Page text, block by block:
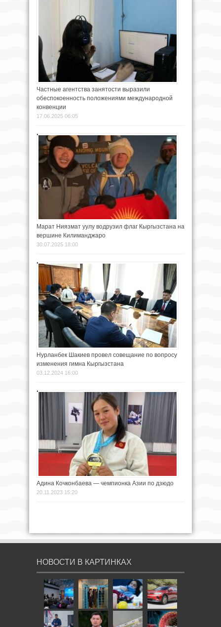
Частные агентства занятости выразили
обеспокоенность положениями международной
конвенции
17.06.2025 06:05
Марат Ниязмат уулу водрузил флаг Кыргызстана на
вершине Килиманджаро
30.07.2025 18:00
Нурланбек Шакиев провел совещание по вопросу
изменения гимна Кыргызстана
03.12.2024 16:00
Адина Кочконбаева — чемпионка Азии по дзюдо
20.11.2023 15:20
НОВОСТИ В КАРТИНКАХ